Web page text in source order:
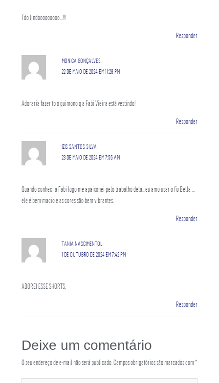
Tdo lindooooooooo…!!!
Responder
MONICA GONÇALVES
22 DE MAIO DE 2024 EM 11:28 PM
Adoraria fazer tb o quimono q a Fabi Vieira está vestindo!
Responder
IZIS SANTOS SILVA
23 DE MAIO DE 2024 EM 7:56 AM
Quando conheci a Fabi logo me apaixonei pelo trabalho dela…eu amo usar o fio Bella …
ele é bem macio e as cores são bem vibrantes.
Responder
TANIA NASCIMENTOL
1 DE OUTUBRO DE 2024 EM 7:42 PM
ADOREI ESSE SHORTS,
Responder
Deixe um comentário
O seu endereço de e-mail não será publicado. Campos obrigatórios são marcados com*